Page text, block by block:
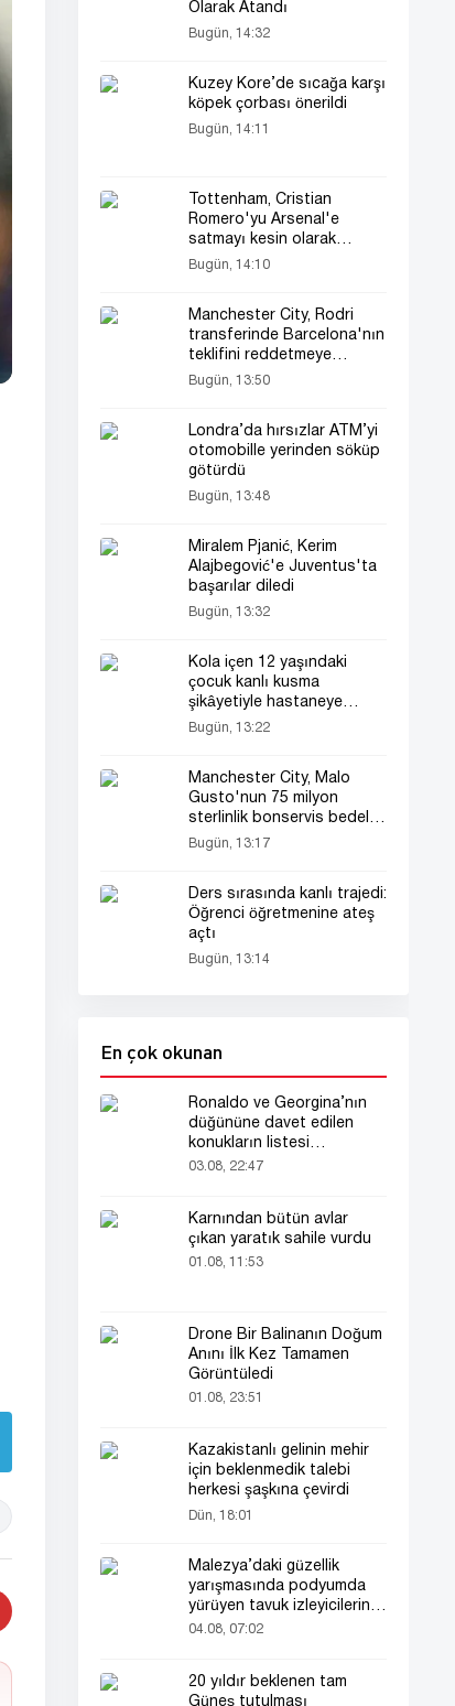
Olarak Atandı
Bugün, 14:32
Kuzey Kore’de sıcağa karşı
köpek çorbası önerildi
Bugün, 14:11
Tottenham, Cristian
Romero'yu Arsenal'e
satmayı kesin olarak
reddetti
Bugün, 14:10
Manchester City, Rodri
transferinde Barcelona'nın
teklifini reddetmeye
hazırlanıyor
Bugün, 13:50
Londra’da hırsızlar ATM’yi
otomobille yerinden söküp
götürdü
Bugün, 13:48
Miralem Pjanić, Kerim
Alajbegović'e Juventus'ta
başarılar diledi
Bugün, 13:32
Kola içen 12 yaşındaki
çocuk kanlı kusma
şikâyetiyle hastaneye
kaldırıldı
Bugün, 13:22
Manchester City, Malo
Gusto'nun 75 milyon
sterlinlik bonservis bedeli
karşısında şaşkın
Bugün, 13:17
Ders sırasında kanlı trajedi:
Öğrenci öğretmenine ateş
açtı
Bugün, 13:14
En çok okunan
Ronaldo ve Georgina’nın
düğününe davet edilen
konukların listesi
gündemde
03.08, 22:47
Karnından bütün avlar
çıkan yaratık sahile vurdu
01.08, 11:53
Drone Bir Balinanın Doğum
Anını İlk Kez Tamamen
Görüntüledi
01.08, 23:51
Kazakistanlı gelinin mehir
için beklenmedik talebi
herkesi şaşkına çevirdi
Dün, 18:01
Malezya’daki güzellik
yarışmasında podyumda
yürüyen tavuk izleyicilerin
ilgisini çekti
04.08, 07:02
20 yıldır beklenen tam
Güneş tutulması